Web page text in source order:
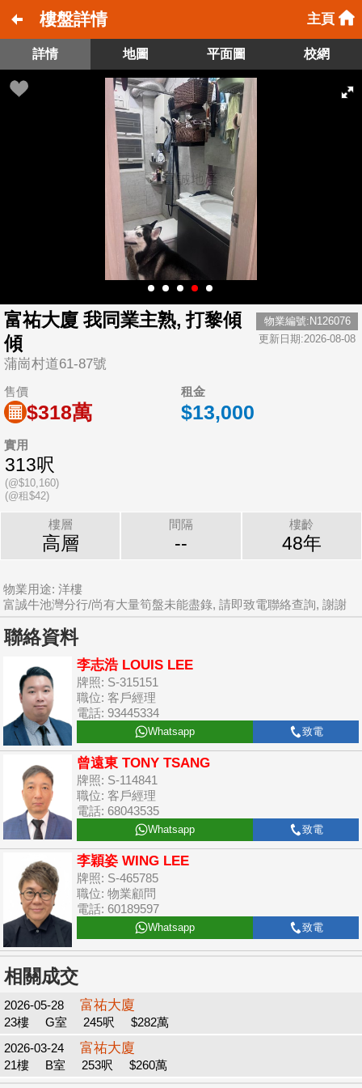
樓盤詳情 主頁
詳情 地圖 平面圖 校網
富祐大廈 我同業主熟, 打黎傾
傾
蒲崗村道61-87號
物業編號:N126076
更新日期:2026-08-08
售價
$318萬
租金
$13,000
實用
313呎
(@$10,160)
(@租$42)
樓層
高層
間隔
--
樓齡
48年
物業用途: 洋樓
富誠牛池灣分行/尚有大量筍盤未能盡錄, 請即致電聯絡查詢, 謝謝
聯絡資料
李志浩 LOUIS LEE
牌照: S-315151
職位: 客戶經理
電話: 93445334
Whatsapp 致電
曾遠東 TONY TSANG
牌照: S-114841
職位: 客戶經理
電話: 68043535
Whatsapp 致電
李穎姿 WING LEE
牌照: S-465785
職位: 物業顧問
電話: 60189597
Whatsapp 致電
相關成交
2026-05-28 富祐大廈
23樓 G室 245呎
$282萬
2026-03-24
富祐大廈
21樓 B室 253呎 $260萬